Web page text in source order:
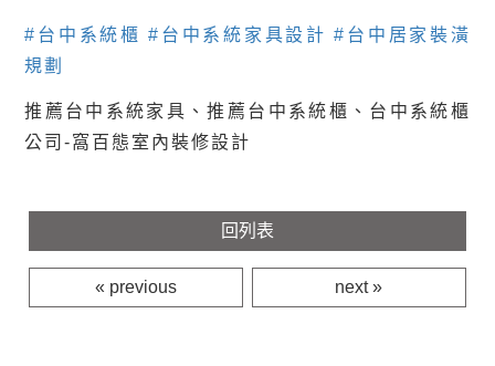
#台中系統櫃 #台中系統家具設計 #台中居家裝潢
規劃
推薦台中系統家具、推薦台中系統櫃、台中系統櫃
公司-窩百態室內裝修設計
回列表
« previous next »